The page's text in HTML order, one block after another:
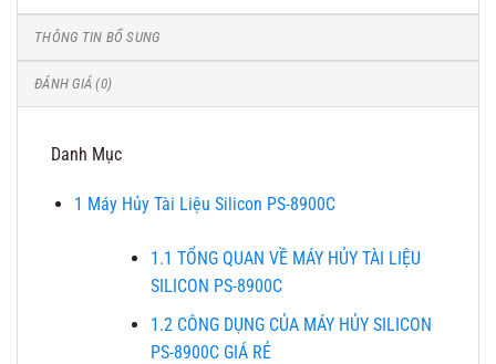
THÔNG TIN BỔ SUNG
ĐÁNH GIÁ (0)
Danh Mục
1 Máy Hủy Tài Liệu Silicon PS-8900C
1.1 TỔNG QUAN VỀ MÁY HỦY TÀI LIỆU
SILICON PS-8900C
1.2CÔNG DỤNG CỦA MÁY HỦY SILICON
PS-8900C GIÁ RẺ